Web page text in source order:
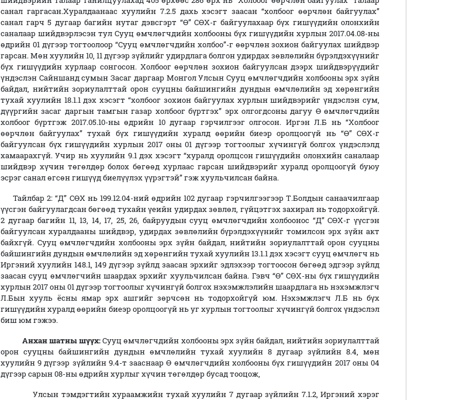
санал гаргасан.Хуралдаанаас хуулийн 7.2.5 дахь хэсэгт заасан “холбоог өөрчлөн байгуулах”
санал гарч 5 дугаар багийн нутаг дэвсгэрт “Ө” СӨХ-г байгуулахаар бүх гишүүдийн олонхийн
саналаар шийдвэрлэсэн тул Сууц өмчлөгчдийн холбооны бүх гишүүдийн хурлын 2017.04.08-ны
өдрийн 01 дүгээр тогтоолоор “Сууц өмчлөгчдийн холбоо”-г өөрчлөн зохион байгуулах шийдвэр
гарсан. Мөн хуулийн 10, 11 дүгээр зүйлийг удирдлага болгон удирдах зөвлөлийн бүрэлдэхүүнийг
бүх гишүүдийн хурлаар сонгосон. Холбоог өөрчлөн зохион байгуулсан дээрх шийдвэрүүдийг
үндэслэн Сайншанд сумын Засаг даргаар Монгол Улсын Сууц өмчлөгчдийн холбооны эрх зүйн
байдал, нийтийн зориулалттай орон сууцны байшингийн дундын өмчлөлийн эд хөрөнгийн
тухай хуулийн 18.1.1 дэх хэсэгт “холбоог зохион байгуулах хурлын шийдвэрийг үндэслэн сум,
дүүргийн засаг даргын тамгын газар холбоог бүртгэх” эрх олгогдсоны дагуу Ө өмчлөгчдийн
холбоог бүртгэж 2017.05.10-ны өдрийн 10 дугаар гэрчилгээг олгосон. Иргэн Л.Б нь “Холбоог
өөрчлөн байгуулах” тухай бүх гишүүдийн хуралд өөрийн биеэр оролцоогүй нь “Ө” СӨХ-г
байгуулсан бүх гишүүдийн хурлын 2017 оны 01 дүгээр тогтоолыг хүчингүй болгох үндэслэлд
хамаарахгүй. Учир нь хуулийн 9.1 дэх хэсэгт “хуралд оролцсон гишүүдийн олонхийн саналаар
шийдвэр хүчин төгөлдөр болох бөгөөд хурлаас гарсан шийдвэрийг хуралд оролцоогүй буюу
эсрэг санал өгсөн гишүүд биелүүлэх үүрэгтэй” гэж хуульчилсан байна.
Тайлбар 2: “Д” СӨХ нь 199.12.04-ний өдрийн 102 дугаар гэрчилгээгээр Т.Болдын санаачилгаар
үүсгэн байгуулагдсан бөгөөд тухайн үеийн удирдах зөвлөл, гүйцэтгэх захирал нь тодорхойгүй.
2 дугаар багийн 11, 13, 14, 17, 25, 26, байруудын сууц өмчлөгчдийн холбоонос “Д” СӨХ-г үүсгэн
байгуулсан хуралдааны шийдвэр, удирдах зөвлөлийн бүрэлдэхүүнийг томилсон эрх зүйн акт
байхгүй. Сууц өмчлөгчдийн холбооны эрх зүйн байдал, нийтийн зориулалттай орон сууцны
байшингийн дундын өмчлөлийн эд хөрөнгийн тухай хуулийн 13.1.1 дэх хэсэгт сууц өмчлөгч нь
Иргэний хуулийн 148.1, 149 дүгээр зүйлд заасан эрхийг эдлэхээр тогтоосон бөгөөд эдгээр зүйлд
заасан сууц өмчлөгчийн шаардах эрхийг хуульчилсан байна. Гэвч “Ө” СӨХ-ны бүх гишүүдийн
хурлын 2017 оны 01 дүгээр тогтоолыг хүчингүй болгох нэхэмжлэлийн шаардлага нь нэхэмжлэгч
Л.Бын хууль ёсны ямар эрх ашгийг зөрчсөн нь тодорхойгүй юм. Нэхэмжлэгч Л.Б нь бүх
гишүүдийн хуралд өөрийн биеэр оролцоогүй нь уг хурлын тогтоолыг хүчингүй болгох үндэслэл
биш юм гэжээ.
Анхан шатны шүүх:Сууц өмчлөгчдийн холбооны эрх зүйн байдал, нийтийн зориулалттай
орон сууцны байшингийн дундын өмчлөлийн тухай хуулийн 8 дугаар зүйлийн 8.4, мөн
хуулийн 9 дүгээр зүйлийн 9.4-т зааснаар Ө өмчлөгчдийн холбооны бүх гишүүдийн 2017 оны 04
дүгээр сарын 08-ны өдрийн хурлыг хүчин төгөлдөр бусад тооцож,
Улсын тэмдэгтийн хураамжийн тухай хуулийн 7 дугаар зүйлийн 7.1.2, Иргэний хэрэг